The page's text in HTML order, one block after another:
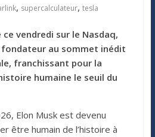
, supercalculateur, tesla
vendredi sur le Nasdaq,
fondateur au sommet inédit
franchissant pour la
humaine le seuil du
Elon Musk est devenu
être humain de l’histoire à